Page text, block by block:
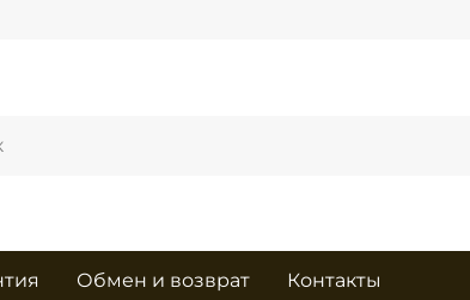
Обмен и возврат Контакты